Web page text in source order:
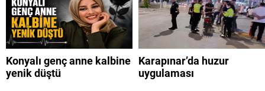
Konyalı genç anne kalbine
yenik düştü
Karapınar’da huzur
uygulaması